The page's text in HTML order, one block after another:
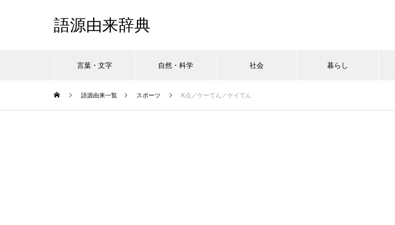
語源由来辞典
言葉・文字 自然・科学 社会 暮らし
語源由来一覧 スポーツ K点／ケーてん／ケイてん